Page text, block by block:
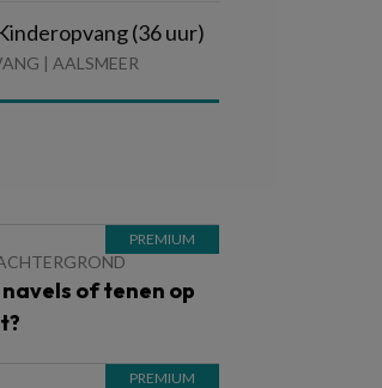
(36 uur)
| AALSMEER
of tenen op